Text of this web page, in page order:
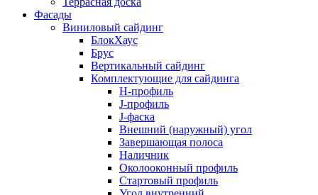
Фасады
Виниловый сайдинг
БлокХаус
Брус
Вертикальный сайдинг
Комплектующие для сайдинга
H-профиль
J-профиль
J-фаска
Внешний (наружный) угол
Завершающая полоса
Наличник
Околооконный профиль
Стартовый профиль